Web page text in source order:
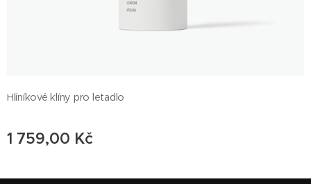
Hliníkové klíny pro letadlo
1 759,00 Kč